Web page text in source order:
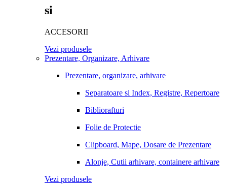
si
ACCESORII
Vezi produsele
Prezentare, Organizare, Arhivare
Prezentare, organizare, arhivare
Separatoare si Index, Registre, Repertoare
Bibliorafturi
Folie de Protectie
Clipboard, Mape, Dosare de Prezentare
Alonje, Cutii arhivare, containere arhivare
Vezi produsele